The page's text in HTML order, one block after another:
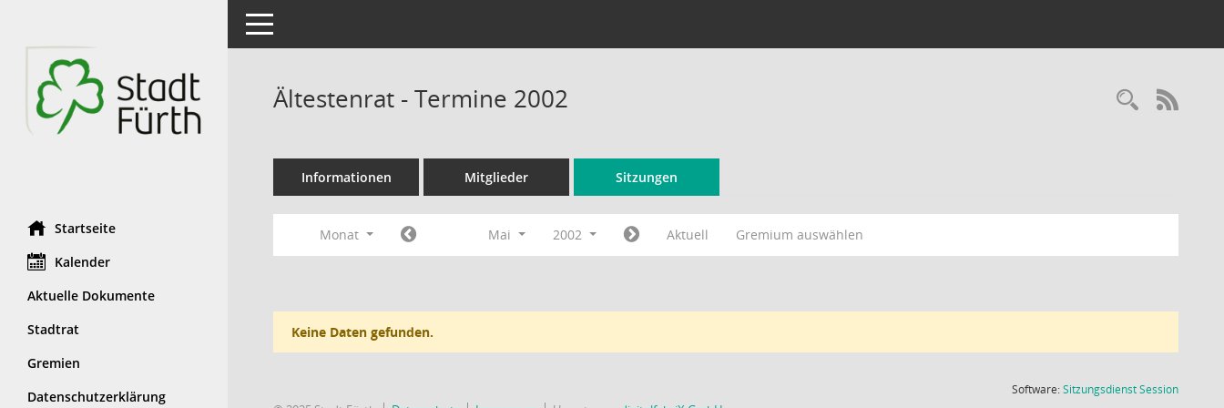
Startseite
Kalender
Aktuelle Dokumente
Stadtrat
Gremien
Datenschutzerklärung
Toggle navigation
Ältestenrat - Termine 2002
Informationen Mitglieder Sitzungen
Monat Mai 2002 Aktuell Gremium auswählen
Keine Daten gefunden.
Software:SitzungsdienstSession(Wird in